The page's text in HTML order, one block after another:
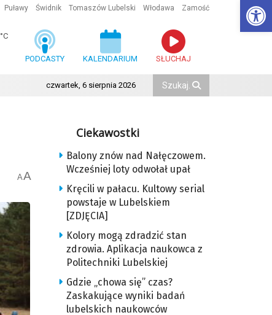
Puławy Świdnik Tomaszów Lubelski Włodawa Zamość
°C
PODCASTY KALENDARIUM SŁUCHAJ
czwartek, 6 sierpnia 2026
AA
Ciekawostki
Balony znów nad Nałęczowem.
Wcześniej loty odwołał upał
Kręcili w pałacu. Kultowy serial
powstaje w Lubelskiem
[ZDJĘCIA]
Kolory mogą zdradzić stan
zdrowia. Aplikacja naukowca z
Politechniki Lubelskiej
Gdzie „chowa się” czas?
Zaskakujące wyniki badań
lubelskich naukowców